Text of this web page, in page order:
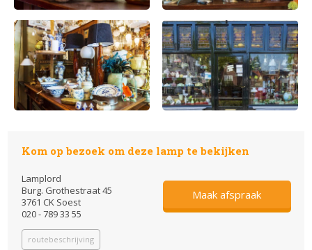
Kom op bezoek om deze lamp te bekijken
Lamplord
Burg. Grothestraat 45
3761 CK Soest
020 - 789 33 55
routebeschrijving
Maak afspraak